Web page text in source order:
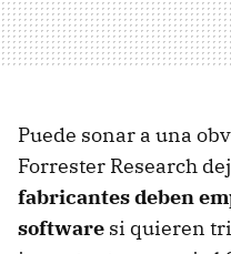
Puede sonar a una
Forrester Research
fabricantes deben
software si quieren